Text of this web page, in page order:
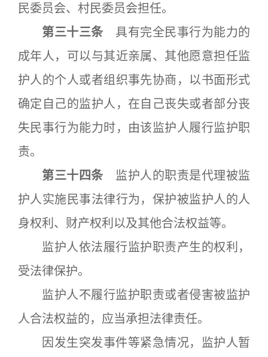
民委员会、村民委员会担任。
第三十三条 具有完全民事行为能力的
成年人，可以与其近亲属、其他愿意担任监
护人的个人或者组织事先协商，以书面形式
确定自己的监护人，在自己丧失或者部分丧
失民事行为能力时，由该监护人履行监护职
责。
第三十四条 监护人的职责是代理被监
护人实施民事法律行为，保护被监护人的人
身权利、财产权利以及其他合法权益等。
监护人依法履行监护职责产生的权利，
受法律保护。
监护人不履行监护职责或者侵害被监护
人合法权益的，应当承担法律责任。
因发生突发事件等紧急情况，监护人暂